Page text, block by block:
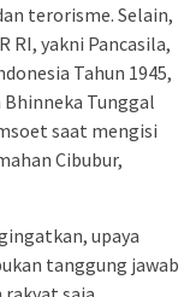
terorisme. Selain,
RI, yakni Pancasila,
Tahun 1945,
Bhinneka Tunggal
saat mengisi
Cibubur,
upaya
tanggung jawab